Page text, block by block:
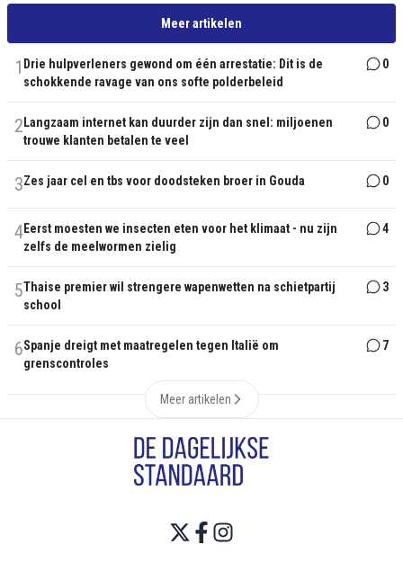
Meer artikelen
1 Drie hulpverleners gewond om één arrestatie: Dit is de
schokkende ravage van ons softe polderbeleid
0
2Langzaam internet kan duurder zijn dan snel: miljoenen
trouwe klanten betalen te veel
0
3Zes jaar cel en tbs voor doodsteken broer in Gouda 0
4Eerst moesten we insecten eten voor het klimaat - nu zijn
zelfs de meelwormen zielig
4
5Thaise premier wil strengere wapenwetten na schietpartij
school
3
6Spanje dreigt met maatregelen tegen Italië om
grenscontroles
7
Meer artikelen